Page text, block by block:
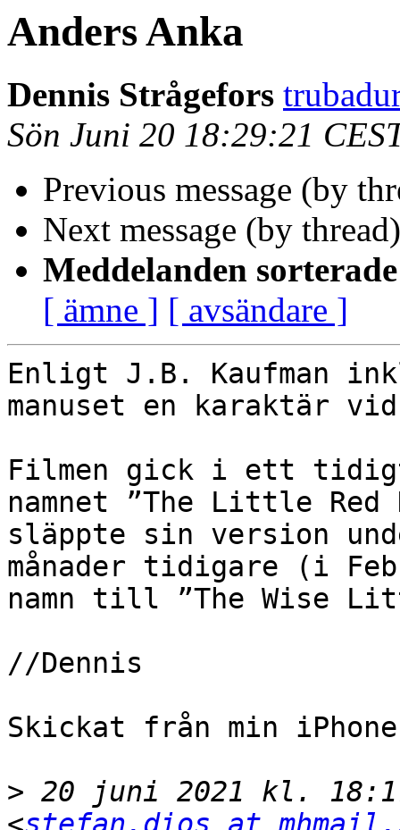
Anders Anka
Dennis Strågefors
Sön Juni 20 18:29:21
Previous message (by
Next message (by
Meddelanden
[ ämne ] [ avsändare ]
Enligt J.B. Kaufman
manuset en karaktär vid
Filmen gick i ett tidigt
namnet ”The Little Red
släppte sin version
månader tidigare (i
namn till ”The Wise
//Dennis
Skickat från min iPhone
> 20 juni 2021 kl.